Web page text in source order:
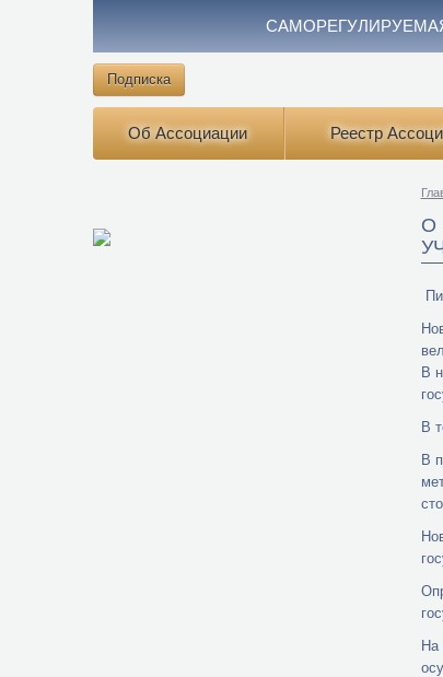
Подписка
Об Ассоциации Реестр
О
В
В
В
На